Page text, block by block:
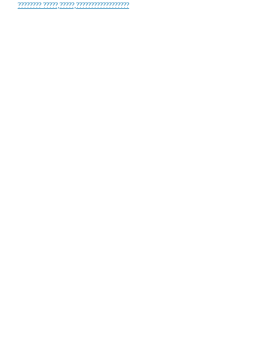
???????? ?????,?????,??????????????????